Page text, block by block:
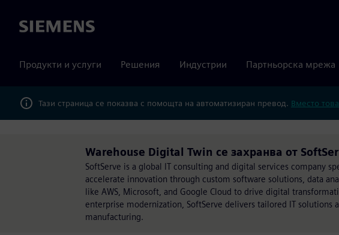
Siemens
Продукти и услуги Решения Индустрии Партньорска мрежа
Тази страница се показва с помощта на автоматизиран превод. Вместо
Warehouse Digital Twin се захранва от
SoftServe is a global IT consulting and digital services company
accelerate innovation through custom software solutions, data
like AWS, Microsoft, and Google Cloud to drive digital
enterprise modernization, SoftServe delivers tailored IT
manufacturing.